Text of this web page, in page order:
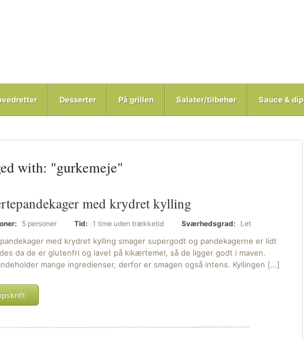
Desserter På grillen Salater/tilbehør Sauce & dip
with: "gurkemeje"
med krydret kylling
5 personer Tid: 1 time uden trækketid Sværhedsgrad: Let
med krydret kylling smager supergodt og pandekagerne er lidt
da de er glutenfri og lavet på kikærtemel, så de ligger godt i maven.
mange ingredienser, derfor er smagen også intens. Kyllingen […]